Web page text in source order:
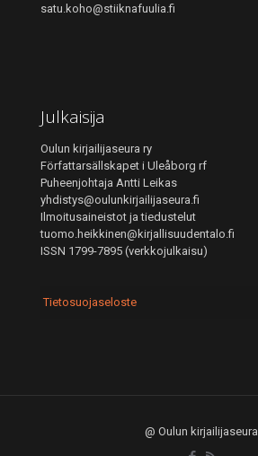
satu.koho@stiiknafuulia.fi
Julkaisija
Oulun kirjailijaseura ry
Författarsällskapet i Uleåborg rf
Puheenjohtaja Antti Leikas
yhdistys@oulunkirjailijaseura.fi
Ilmoitusaineistot ja tiedustelut
tuomo.heikkinen@kirjallisuudentalo.fi
ISSN 1799-7895 (verkkojulkaisu)
Tietosuojaseloste
@ Oulun kirjailijaseura